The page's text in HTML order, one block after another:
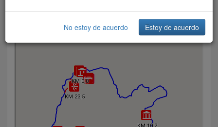
No estoy de acuerdo Estoy de acuerdo